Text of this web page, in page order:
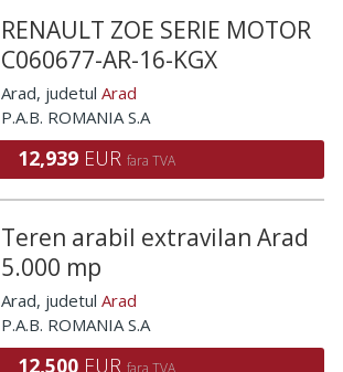
RENAULT ZOE SERIE MOTOR
C060677-AR-16-KGX
Arad, judetul Arad
P.A.B. ROMANIA S.A
12,939 EUR fara TVA
Teren arabil extravilan Arad
5.000 mp
Arad, judetul Arad
P.A.B. ROMANIA S.A
12,500 EUR fara TVA